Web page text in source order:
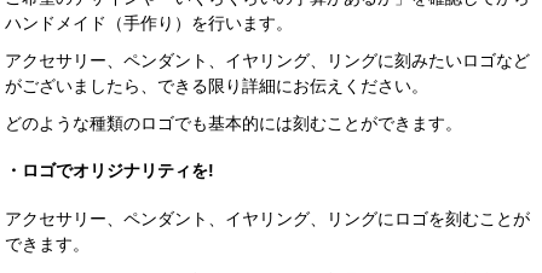
ハンドメイド（手作り）を行います。
アクセサリー、ペンダント、イヤリング、リングに刻みたいロゴなど
がございましたら、できる限り詳細にお伝えください。
どのような種類のロゴでも基本的には刻むことができます。
・ロゴでオリジナリティを!
アクセサリー、ペンダント、イヤリング、リングにロゴを刻むことが
できます。